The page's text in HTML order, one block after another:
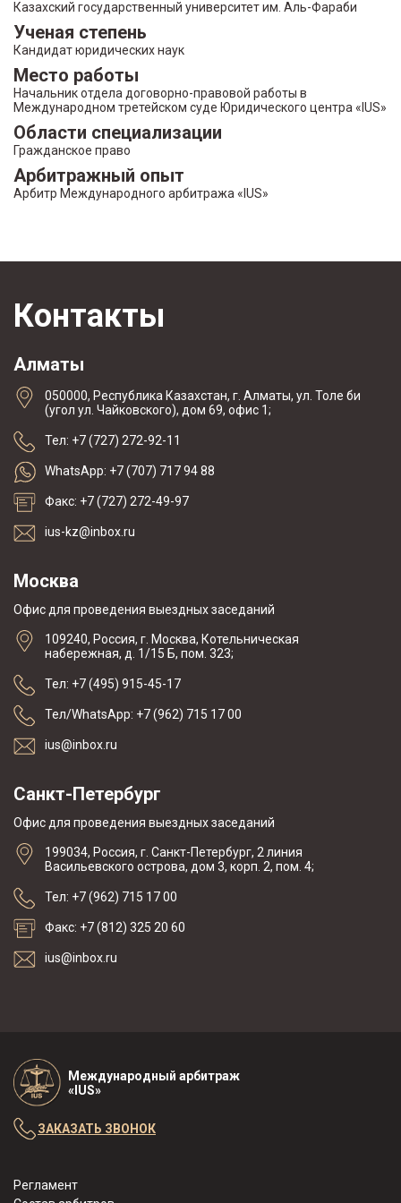
Казахский государственный университет им. Аль-Фараби
Ученая степень
Кандидат юридических наук
Место работы
Начальник отдела договорно-правовой работы в
Международном третейском суде Юридического центра «IUS»
Области специализации
Гражданское право
Арбитражный опыт
Арбитр Международного арбитража «IUS»
Контакты
Алматы
050000, Республика Казахстан, г. Алматы, ул. Толе би
(угол ул. Чайковского), дом 69, офис 1;
Тел: +7 (727) 272-92-11
WhatsApp: +7 (707) 717 94 88
Факс: +7 (727) 272-49-97
ius-kz@inbox.ru
Москва
Офис для проведения выездных заседаний
109240, Россия, г. Москва, Котельническая
набережная, д. 1/15 Б, пом. 323;
Тел: +7 (495) 915-45-17
Тел/WhatsApp: +7 (962) 715 17 00
ius@inbox.ru
Санкт-Петербург
Офис для проведения выездных заседаний
199034, Россия, г. Санкт-Петербург, 2 линия
Васильевского острова, дом 3, корп. 2, пом. 4;
Тел: +7 (962) 715 17 00
Факс: +7 (812) 325 20 60
ius@inbox.ru
Международный арбитраж
«IUS»
Регламент
ЗАКАЗАТЬ ЗВОНОК